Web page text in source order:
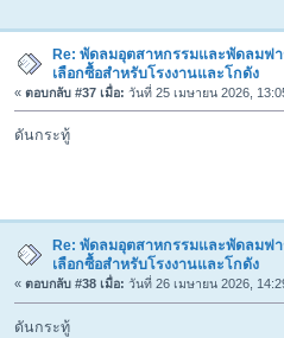
Re: พัดลมอุตสาหกรรมและพัดลมฟ
เลือกซื้อสำหรับโรงงานและโกดัง
« ตอบกลับ #37 เมื่อ: วันที่ 25 เมษายน 2026,
ดันกระทู้
Re: พัดลมอุตสาหกรรมและพัดลมฟ
เลือกซื้อสำหรับโรงงานและโกดัง
« ตอบกลับ #38 เมื่อ: วันที่ 26 เมษายน 2026,
ดันกระทู้